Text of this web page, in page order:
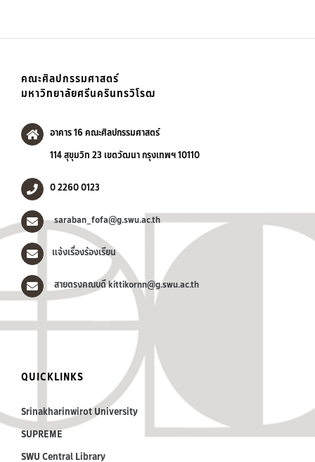
คณะศิลปกรรมศาสตร์
มหาวิทยาลัยศรีนครินทรวิโรฒ
อาคาร 16 คณะศิลปกรรมศาสตร์
114 สุขุมวิท 23 เขตวัฒนา กรุงเทพฯ 10110
0 2260 0123
saraban_fofa@g.swu.ac.th
แจ้งเรื่องร้องเรียน
สายตรงคณบดี kittikornn@g.swu.ac.th
QUICKLINKS
Srinakharinwirot University
SUPREME
SWU Central Library